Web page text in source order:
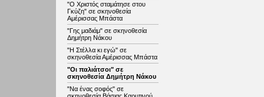
"Ο Χριστός σταμάτησε στου
Γκύζη" σε σκηνοθεσία
Αμέρισσας Μπάστα
"Γης μαδιάμ" σε σκηνοθεσία
Δημήτρη Νάκου
"Η Στέλλα κι εγώ" σε
σκηνοθεσία Αμέρισσας Μπάστα
"Οι παλιάτσοι" σε
σκηνοθεσία Δημήτρη Νάκου
"Να ένας σοφός" σε